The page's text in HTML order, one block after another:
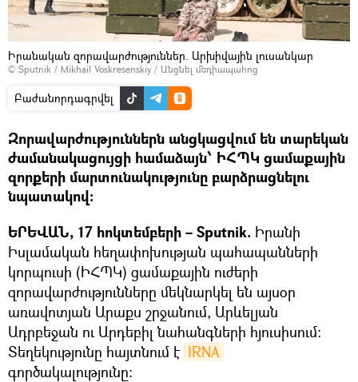
Իրանական զորավարժություններ. Արխիվային լուսանկար
© Sputnik / Mikhail Voskresenskiy / Անցնել մեդիապահոց
Բաժանորդագրվել
Զորավարժություններն անցկացվում են տարեկան
ժամանակացույցի համաձայն՝ ԻՀՊԿ ցամաքային
զորքերի մարտունակությունը բարձրացնելու
նպատակով:
ԵՐԵՎԱՆ, 17 հոկտեմբերի – Sputnik. Իրանի
Իսլամական հեղափոխության պահապանների
կորպուսի (ԻՀՊԿ) ցամաքային ուժերի
զորավարժությունները մեկնարկել են այսօր
առավոտյան Արաքս շրջանում, Արևելյան
Ադրբեջան ու Արդեբիլ նահանգների հյուսիսում:
Տեղեկությունը հայտնում է IRNA
գործակալությունը։